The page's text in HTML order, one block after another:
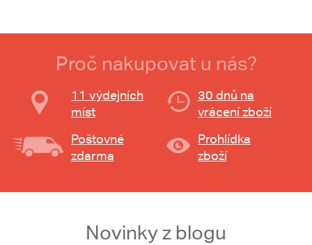
Proč nakupovat u nás?
11 výdejních
míst
30 dnů na
vrácení zboží
Poštovné
zdarma
Prohlídka
zboží
Novinky z blogu